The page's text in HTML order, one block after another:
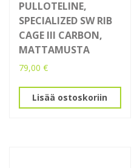
PULLOTELINE,
SPECIALIZED SW RIB
CAGE III CARBON,
MATTAMUSTA
79,00 €
Lisää ostoskoriin